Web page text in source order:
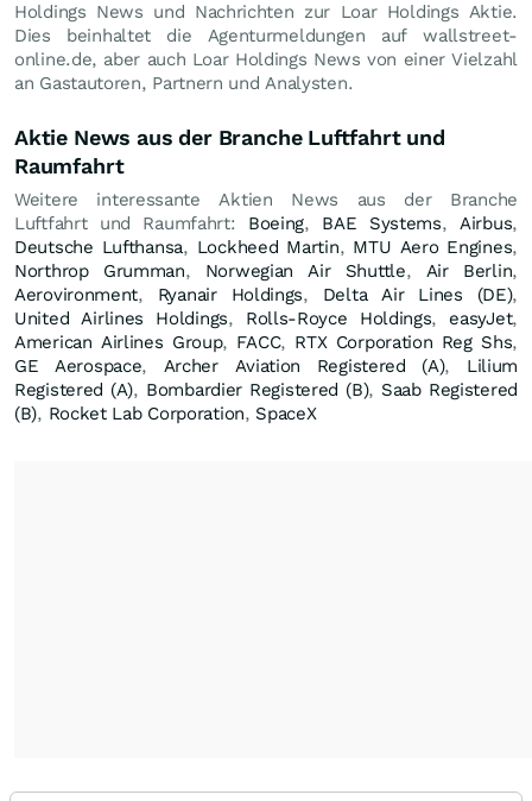
Holdings News und Nachrichten zur Loar Holdings Aktie.
Dies beinhaltet die Agenturmeldungen auf wallstreet-
online.de, aber auch Loar Holdings News von einer Vielzahl
an Gastautoren, Partnern und Analysten.
Aktie News aus der Branche Luftfahrt und
Raumfahrt
Weitere interessante Aktien News aus der Branche
Luftfahrt und Raumfahrt: Boeing, BAE Systems,Airbus,
Deutsche Lufthansa, Lockheed Martin, MTU Aero Engines,
Northrop Grumman, Norwegian Air Shuttle, Air Berlin,
Aerovironment, Ryanair Holdings, Delta Air Lines (DE),
United Airlines Holdings, Rolls-Royce Holdings,easyJet,
American Airlines Group, FACC, RTX Corporation Reg Shs,
GE Aerospace, Archer Aviation Registered (A), Lilium
Registered (A), Bombardier Registered (B), Saab Registered
(B), Rocket Lab Corporation, SpaceX